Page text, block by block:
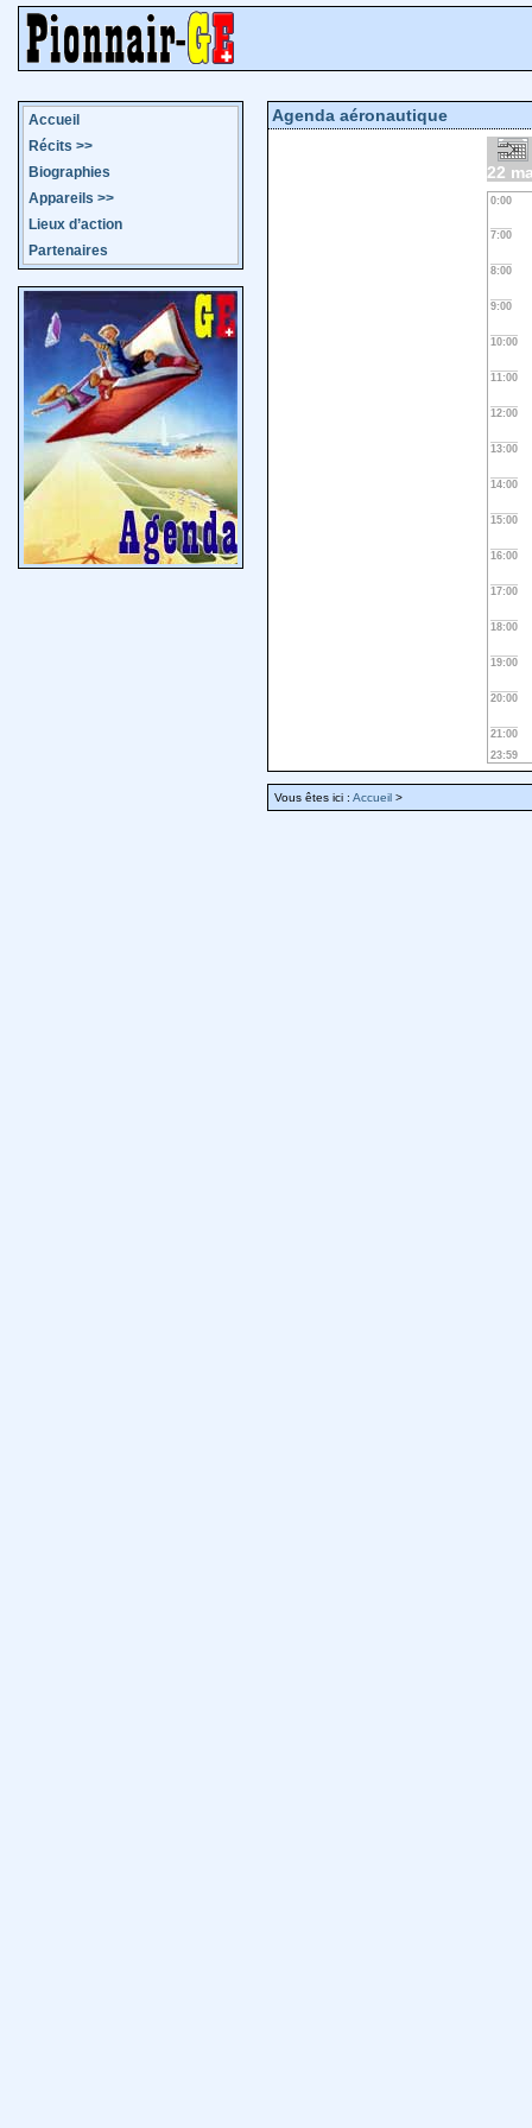
Accueil
Récits >>
Biographies
Appareils >>
Lieux d’action
Partenaires
Agenda aéronautique
22
0:00
7:00
8:00
9:00
10:00
11:00
12:00
13:00
14:00
15:00
16:00
17:00
18:00
19:00
20:00
21:00
23:59
Vous êtes ici : Accueil >